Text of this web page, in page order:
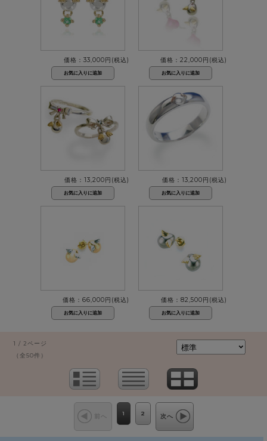
価格：33,000円(税込) 価格：22,000円(税込)
価格：13,200円(税込) 価格：13,200円(税込)
価格：66,000円(税込) 価格：82,500円(税込)
1 / 2ページ
（全50件）
前へ 1 2 次へ